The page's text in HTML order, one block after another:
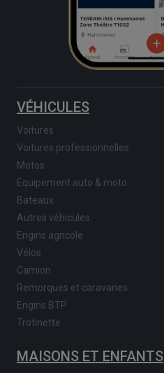
VÉHICULES
Voitures
Voitures professionnelles
Motos
Equipement auto & moto
Bateaux
Autres véhicules
Engins agricole
Vélos
Camion
Remorques et caravanes
Engins BTP
Trotinette
MAISONS ET ENFANTS